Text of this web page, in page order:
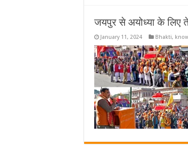
पहला
भोग
जयपुर से अयोध्या के लिए
January 11, 2024 Bhakti,